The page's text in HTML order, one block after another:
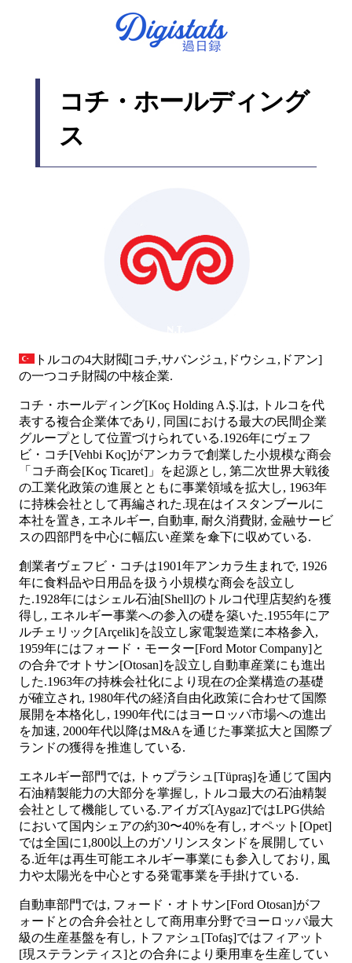
コチ・ホールディング
ス
トルコの4大財閥[コチ,サバンジュ,ドウシュ,ドアン]
の一つコチ財閥の中核企業.
コチ・ホールディング[Koç Holding A.Ş.]は, トルコを代
表する複合企業体であり, 同国における最大の民間企業
グループとして位置づけられている.1926年にヴェフ
ビ・コチ[Vehbi Koç]がアンカラで創業した小規模な商会
「コチ商会[Koç Ticaret]」を起源とし, 第二次世界大戦後
の工業化政策の進展とともに事業領域を拡大し, 1963年
に持株会社として再編された.現在はイスタンブールに
本社を置き, エネルギー, 自動車, 耐久消費財, 金融サービ
スの四部門を中心に幅広い産業を傘下に収めている.
創業者ヴェフビ・コチは1901年アンカラ生まれで, 1926
年に食料品や日用品を扱う小規模な商会を設立し
た.1928年にはシェル石油[Shell]のトルコ代理店契約を獲
得し, エネルギー事業への参入の礎を築いた.1955年にア
ルチェリック[Arçelik]を設立し家電製造業に本格参入,
1959年にはフォード・モーター[Ford Motor Company]と
の合弁でオトサン[Otosan]を設立し自動車産業にも進出
した.1963年の持株会社化により現在の企業構造の基礎
が確立され, 1980年代の経済自由化政策に合わせて国際
展開を本格化し, 1990年代にはヨーロッパ市場への進出
を加速, 2000年代以降はM&Aを通じた事業拡大と国際ブ
ランドの獲得を推進している.
エネルギー部門では, トゥプラシュ[Tüpraş]を通じて国内
石油精製能力の大部分を掌握し, トルコ最大の石油精製
会社として機能している.アイガズ[Aygaz]ではLPG供給
において国内シェアの約30〜40%を有し, オペット[Opet]
では全国に1,800以上のガソリンスタンドを展開してい
る.近年は再生可能エネルギー事業にも参入しており, 風
力や太陽光を中心とする発電事業を手掛けている.
自動車部門では, フォード・オトサン[Ford Otosan]がフ
ォードとの合弁会社として商用車分野でヨーロッパ最大
級の生産基盤を有し, トファシュ[Tofaş]ではフィアット
[現ステランティス]との合弁により乗用車を生産してい